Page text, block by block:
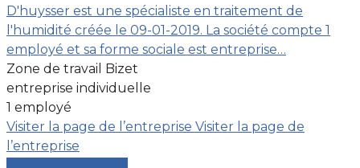
D'huysser est une spécialiste en traitement de
l'humidité créée le 09-01-2019. La société compte 1
employé et sa forme sociale est entreprise…
Zone de travail Bizet
entreprise individuelle
1 employé
Visiter la page de l’entreprise Visiter la page de
l’entreprise